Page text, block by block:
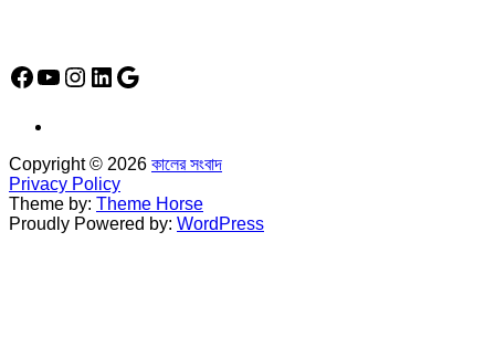
Facebook
YouTube
Instagram
LinkedIn
Google
Copyright © 2026 কালের সংবাদ
Privacy Policy
Theme by: Theme Horse
Proudly Powered by: WordPress